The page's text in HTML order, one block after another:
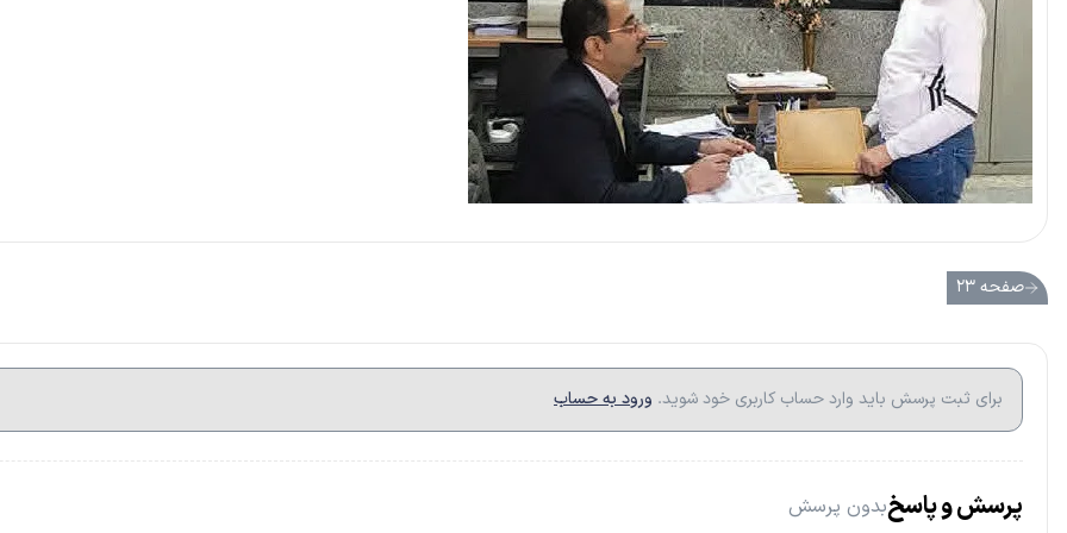
صفحه ۲۳
برای ثبت پرسش باید وارد حساب کاربری خود شوید. ورود به حساب
پرسش و پاسخبدون پرسش